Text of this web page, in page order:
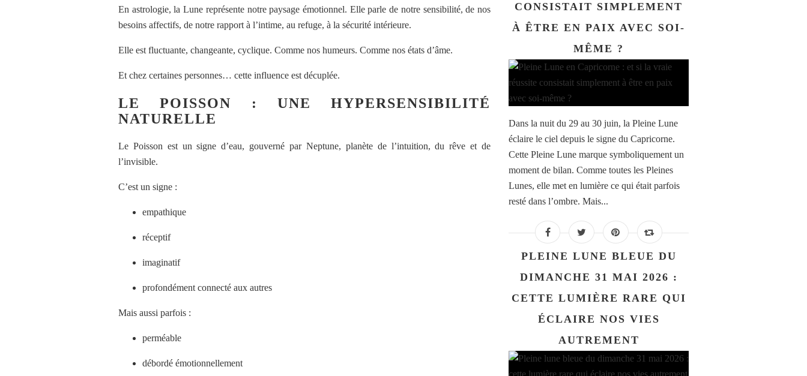
En astrologie, la Lune représente notre paysage émotionnel. Elle parle de notre sensibilité, de nos
besoins affectifs, de notre rapport à l’intime, au refuge, à la sécurité intérieure.
Elle est fluctuante, changeante, cyclique. Comme nos humeurs. Comme nos états d’âme.
Et chez certaines personnes… cette influence est décuplée.
LE POISSON : UNE HYPERSENSIBILITÉ
NATURELLE
Le Poisson est un signe d’eau, gouverné par Neptune, planète de l’intuition, du rêve et de
l’invisible.
C’est un signe :
empathique
réceptif
imaginatif
profondément connecté aux autres
Mais aussi parfois :
perméable
débordé émotionnellement
CONSISTAIT SIMPLEMENT
À ÊTRE EN PAIX AVEC SOI-
MÊME ?
Dans la nuit du 29 au 30 juin, la Pleine Lune
éclaire le ciel depuis le signe du Capricorne.
Cette Pleine Lune marque symboliquement un
moment de bilan. Comme toutes les Pleines
Lunes, elle met en lumière ce qui était parfois
resté dans l’ombre. Mais...
PLEINE LUNE BLEUE DU
DIMANCHE 31 MAI 2026 :
CETTE LUMIÈRE RARE QUI
ÉCLAIRE NOS VIES
AUTREMENT